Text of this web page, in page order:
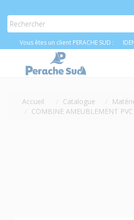
Vous êtes un client PERACHE SUD :
Accueil Catalogue
COMBINE AMEUBLEMENT